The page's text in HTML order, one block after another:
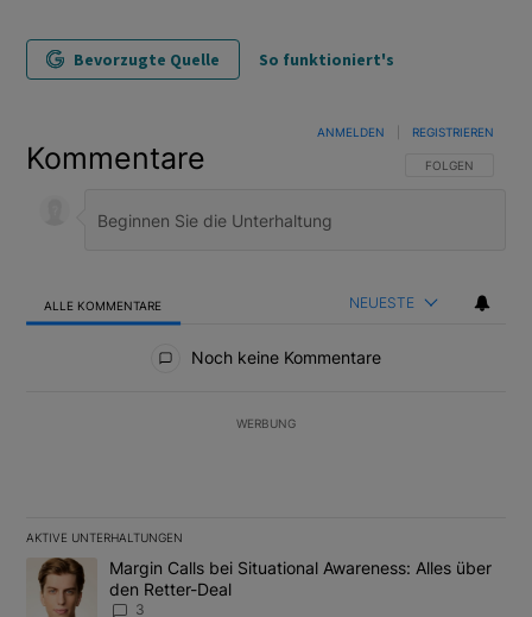
Bevorzugte Quelle So funktioniert's
Kommentare FOLGE DIESER
FOLGEN
ANMELDEN REGISTRIEREN
ALLE KOMMENTARE NEUESTE
Noch keine Kommentare
WERBUNG
AKTIVE UNTERHALTUNGEN
Das Folgende ist eine Liste der am meisten kommentierten
Ein Trendartikel mit dem Titel "Margin Calls bei Situational
Margin Calls bei Situational Awareness: Alles über
den Retter-Deal
3